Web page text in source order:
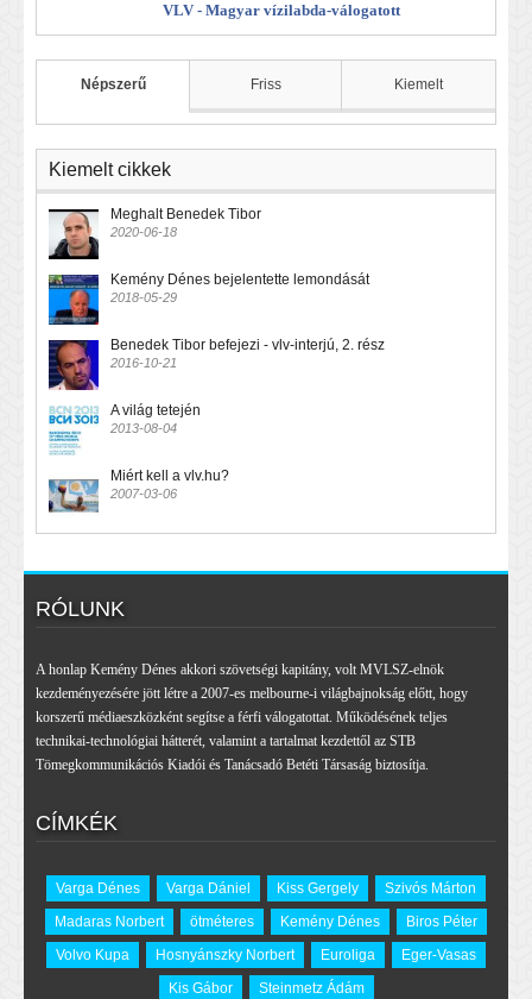
VLV - Magyar vízilabda-válogatott
Népszerű Friss Kiemelt
Kiemelt cikkek
Meghalt Benedek Tibor
2020-06-18
Kemény Dénes bejelentette lemondását
2018-05-29
Benedek Tibor befejezi - vlv-interjú, 2. rész
2016-10-21
A világ tetején
2013-08-04
Miért kell a vlv.hu?
2007-03-06
RÓLUNK
A honlap Kemény Dénes akkori szövetségi kapitány, volt MVLSZ-elnök
kezdeményezésére jött létre a 2007-es melbourne-i világbajnokság előtt, hogy
korszerű médiaeszközként segítse a férfi válogatottat. Működésének teljes
technikai-technológiai hátterét, valamint a tartalmat kezdettől az STB
Tömegkommunikációs Kiadói és Tanácsadó Betéti Társaság biztosítja.
CÍMKÉK
Varga Dénes Varga Dániel Kiss Gergely
Szivós Márton
Madaras Norbert
ötméteres Kemény Dénes
Biros Péter
Volvo Kupa
Hosnyánszky Norbert Euroliga
Eger-Vasas
Kis Gábor
Steinmetz Ádám